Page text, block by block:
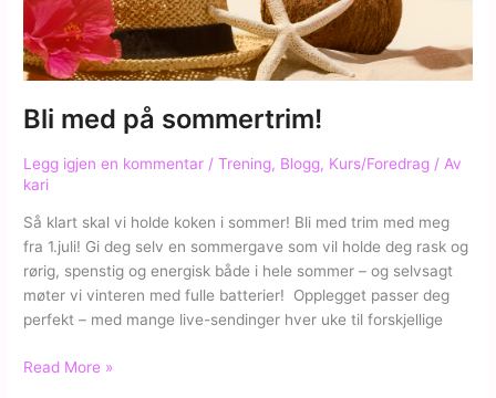
din
gratis
Bli med på sommertrim!
Legg igjen en kommentar /Trening, Blogg, Kurs/Foredrag / Av
kari
Så klart skal vi holde koken i sommer! Bli med trim med meg
fra 1.juli! Gi deg selv en sommergave som vil holde deg rask og
rørig, spenstig og energisk både i hele sommer – og selvsagt
møter vi vinteren med fulle batterier! Opplegget passer deg
perfekt – med mange live-sendinger hver uke til forskjellige
Bli
Read More »